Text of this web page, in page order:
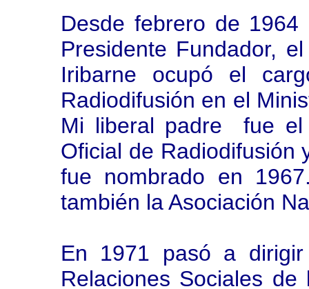
Desde febrero de
Presidente Fundador,
Iribarne ocupó el
Radiodifusión en el
Mi liberal padre fue el
Oficial de Radiodifusión
fue nombrado en
también la Asociación
En 1971 pasó a
Relaciones Sociales